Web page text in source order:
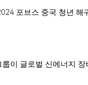
포브스 중국 청년 해
이 글로벌 신에너지